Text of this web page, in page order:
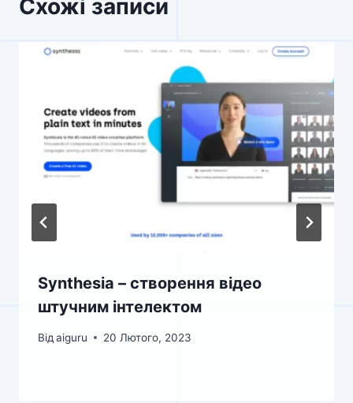
Схожі записи
Synthesia – створення відео
штучним інтелектом
Від aiguru 20 Лютого, 2023